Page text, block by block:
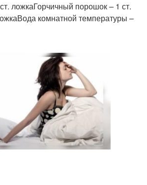
ложкаГорчичный порошок – 1 ст.
комнатной температуры –